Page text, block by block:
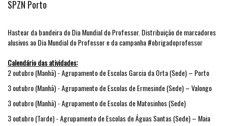
SPZN Porto
Hastear da bandeira do Dia Mundial do Professor. Distribuição de marcadores
alusivos ao Dia Mundial do Professor e da campanha #obrigadoprofessor
Calendário das atividades:
2 outubro (Manhã) - Agrupamento de Escolas Garcia da Orta (Sede) – Porto
3 outubro (Manhã) - Agrupamento de Escolas de Ermesinde (Sede) – Valongo
3 outubro (Manhã) - Agrupamento de Escolas de Matosinhos (Sede)
3 outubro (Tarde) - Agrupamento de Escolas de Águas Santas (Sede) – Maia